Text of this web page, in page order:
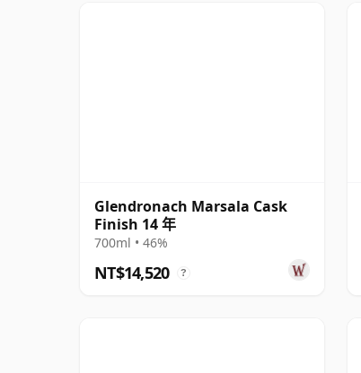
Glendronach Marsala Cask
Finish 14 年
700ml • 46%
NT$14,520 ?